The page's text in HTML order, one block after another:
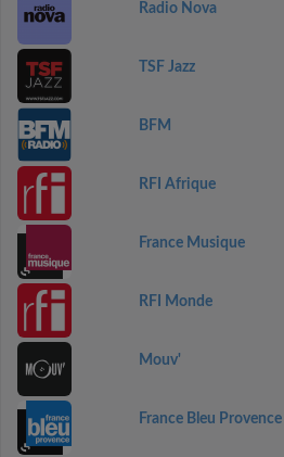
Radio Nova
TSF Jazz
BFM
RFI Afrique
France Musique
RFI Monde
Mouv'
France Bleu Provence